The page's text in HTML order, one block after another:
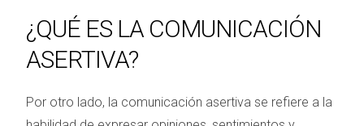
¿QUÉ ES LA COMUNICACIÓN
ASERTIVA?
Por otro lado, la comunicación asertiva se refiere a la